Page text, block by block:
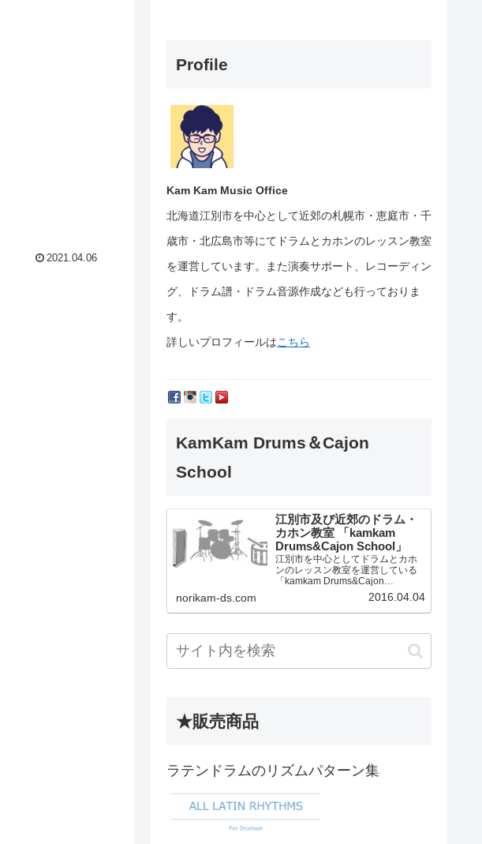
2021.04.06
Profile
Kam Kam Music Office
北海道江別市を中心として近郊の札幌市・恵庭市・千
歳市・北広島市等にて ドラムとカホンのレッスン教室
を運営しています。
また演奏サポート、レコーディン
グ、ドラム譜・ドラム音源作成なども行っておりま
す。
詳しいプロフィールはこちら
KamKam Drums＆Cajon
School
江別市及び近郊のドラム・
カホン教室 「kamkam
Drums&Cajon School」
江別市を中心としてドラムとカホ
ンのレッスン教室を運営している
「kamkam Drums&Cajon
norikam-ds.com 2016.04.04
★販売商品
ラテンドラムのリズムパターン集